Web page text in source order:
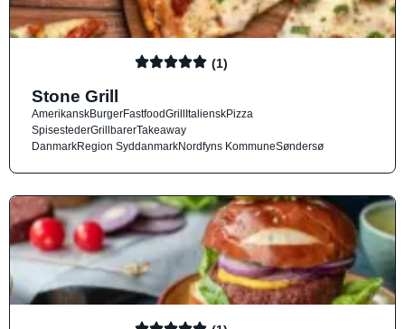
(1)
Stone Grill
AmerikanskBurgerFastfoodGrillItalienskPizza
SpisestederGrillbarerTakeaway
DanmarkRegion SyddanmarkNordfyns KommuneSøndersø